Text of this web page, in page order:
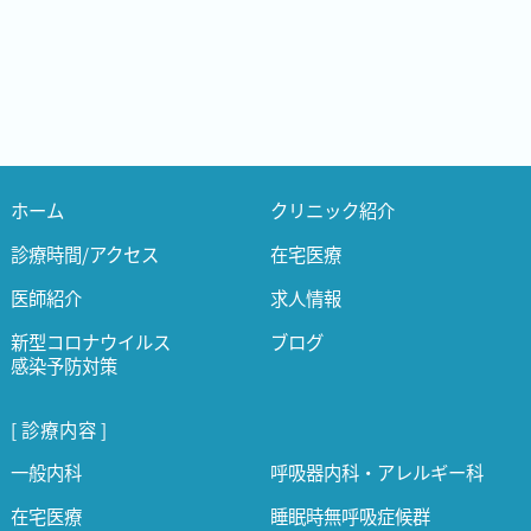
ホーム
クリニック紹介
診療時間/アクセス
在宅医療
医師紹介
求人情報
新型コロナウイルス
感染予防対策
ブログ
[ 診療内容 ]
一般内科
呼吸器内科・アレルギー科
在宅医療
睡眠時無呼吸症候群